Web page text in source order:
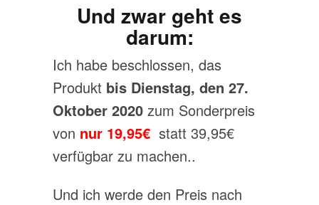
Und zwar geht es
darum:
Ich habe beschlossen, das
Produkt bis Dienstag, den 27.
Oktober 2020 zum Sonderpreis
von nur 19,95€ statt 39,95€
verfügbar zu machen..
Und ich werde den Preis nach